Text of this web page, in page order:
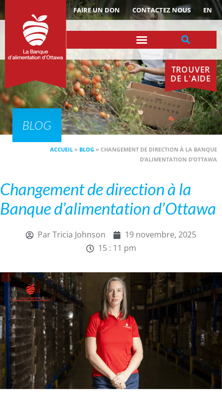
FAIRE UN DON CONTACTEZ NOUS EN
TROUVER
DE L'AIDE
BLOG
ACCUEIL » BLOG » CHANGEMENT DE DIRECTION À LA BANQUE
D’ALIMENTATION D’OTTAWA
Changement de direction à la
Banque d’alimentation d’Ottawa
ParTricia Johnson
19 novembre, 2025
15 : 11 pm